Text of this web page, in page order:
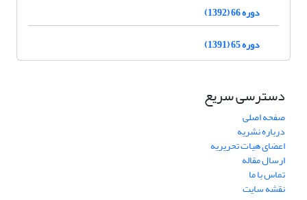
دوره 66 (1392)
دوره 65 (1391)
دسترسی سریع
صفحه اصلی
درباره نشریه
اعضای هیات تحریریه
ارسال مقاله
تماس با ما
نقشه سایت